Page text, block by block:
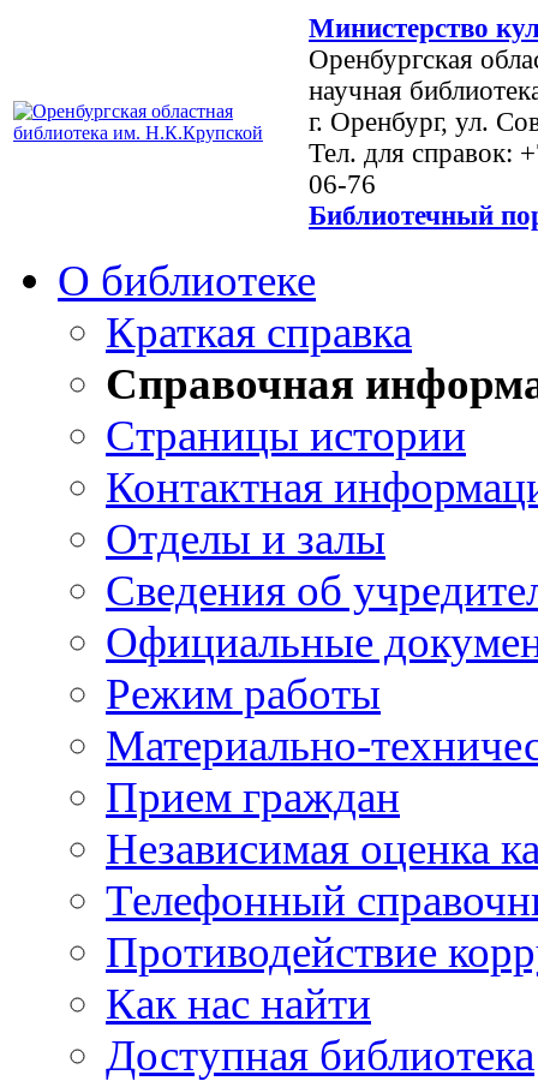
Министерство
Оренбургская
научная
г. Оренбург, ул.
Тел. для справок:
06-76
Библиотечный
О библиотеке
Краткая справка
Справочная
Страницы истории
Контактная
Отделы и залы
Сведения об
Официальные
Режим работы
Материально-
Прием граждан
Независимая оценка
Телефонный
Противодействие
Как нас найти
Доступная библиотека